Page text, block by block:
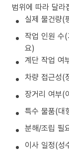
범위에 따라 달라
실제 물건량(
작업 인원 수(
요)
계단 작업 여
차량 접근성(
장거리 여부(
특수 물품(대
분해/조립 필
이사 일정(성